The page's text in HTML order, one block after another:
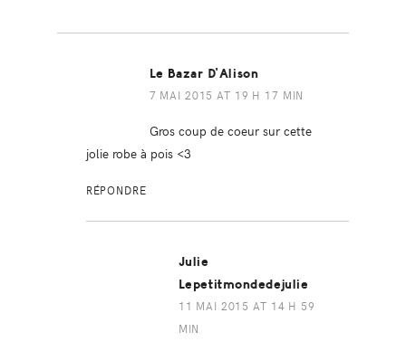
Le Bazar D'Alison
7 MAI 2015 AT 19 H 17 MIN
Gros coup de coeur sur cette
jolie robe à pois <3
RÉPONDRE
Julie
Lepetitmondedejulie
11 MAI 2015 AT 14 H 59
MIN